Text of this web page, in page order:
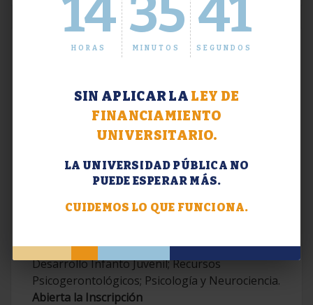
14
HORAS
35
MINUTOS
42
SEGUNDOS
SIN APLICAR LA LEY DE
FINANCIAMIENTO
UNIVERSITARIO.
LA UNIVERSIDAD PÚBLICA NO
PUEDE ESPERAR MÁS.
CUIDEMOS LO QUE FUNCIONA.
Extensión. Diplomaturas 2026.
Contemporáneas; Problemáticas en el
Desarrollo Infanto Juvenil; Recursos
Psicogerontológicos; Psicología y Neurociencia.
Abierta la Inscripción